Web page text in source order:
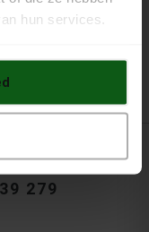
hun services.
279